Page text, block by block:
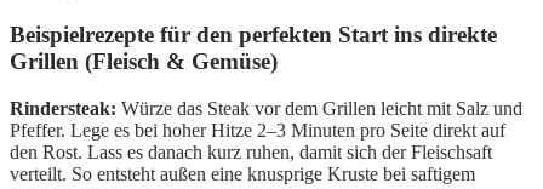
Beispielrezepte für den perfekten Start ins direkte
Grillen (Fleisch & Gemüse)
Rindersteak: Würze das Steak vor dem Grillen leicht mit Salz und
Pfeffer. Lege es bei hoher Hitze 2–3 Minuten pro Seite direkt auf
den Rost. Lass es danach kurz ruhen, damit sich der Fleischsaft
verteilt. So entsteht außen eine knusprige Kruste bei saftigem